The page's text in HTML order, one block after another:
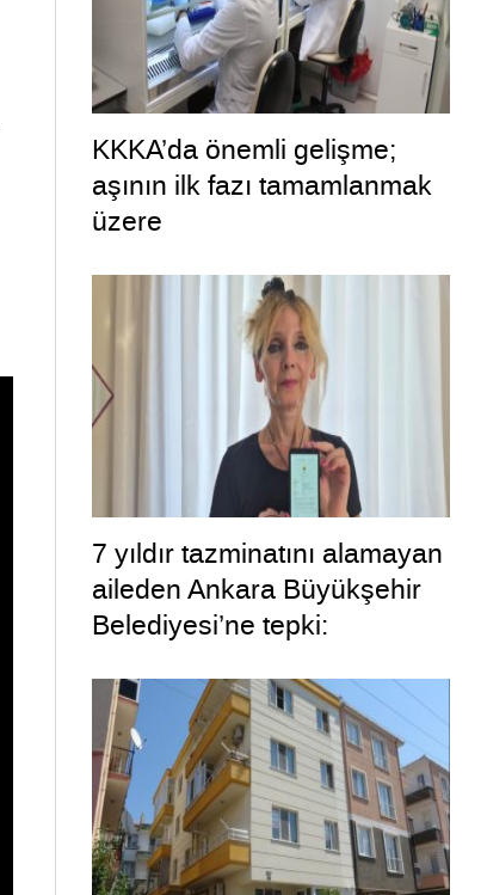
KKKA’da önemli gelişme;
aşının ilk fazı tamamlanmak
üzere
7 yıldır tazminatını alamayan
aileden Ankara Büyükşehir
Belediyesi’ne tepki:
yollarını tüketeceğiz’ dedi,
bizi tüketti”